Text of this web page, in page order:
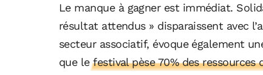
Le manque à gagner est immédiat.
résultat attendus » disparaissent avec
secteur associatif, évoque également
que le festival pèse 70% des ressources